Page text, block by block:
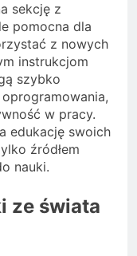
sekcję z
pomocna dla
z nowych
instrukcjom
szybko
w pracy.
edukację swoich
źródłem
nauki.
ze świata